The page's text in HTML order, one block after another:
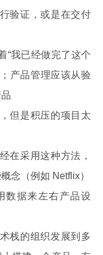
验证，或是在交付
“我已经做完了这个
产品管理应该从验
但是积压的项目太
在采用这种方法，
念（例如 Netflix）
数据来左右产品设
栈的组织发展到多